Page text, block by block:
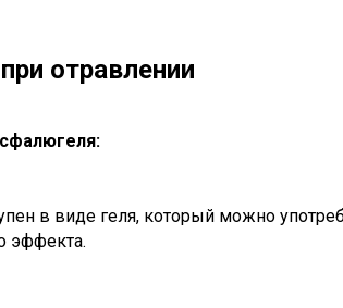
отравлении
в виде геля, который можно
эффекта.